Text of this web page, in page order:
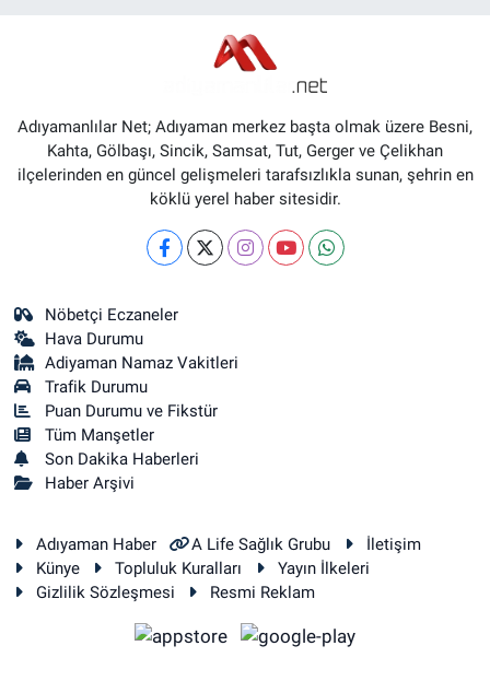
Adıyamanlılar Net; Adıyaman merkez başta olmak üzere Besni,
Kahta, Gölbaşı, Sincik, Samsat, Tut, Gerger ve Çelikhan
ilçelerinden en güncel gelişmeleri tarafsızlıkla sunan, şehrin en
köklü yerel haber sitesidir.
Nöbetçi Eczaneler
Hava Durumu
Adiyaman Namaz Vakitleri
Trafik Durumu
Puan Durumu ve Fikstür
Tüm Manşetler
Son Dakika Haberleri
Haber Arşivi
Adıyaman Haber A Life Sağlık Grubu
İletişim
Künye
Topluluk Kuralları
Yayın İlkeleri
Gizlilik Sözleşmesi
Resmi Reklam